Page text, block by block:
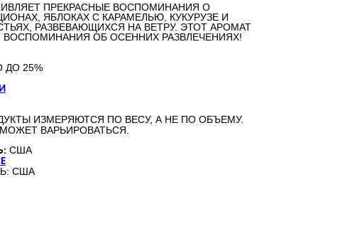
ПРЕКРАСНЫЕ ВОСПОМИНАНИЯ О
ЯБЛОКАХ С КАРАМЕЛЬЮ, КУКУРУЗЕ И
РАЗВЕВАЮЩИХСЯ НА ВЕТРУ. ЭТОТ АРОМАТ
ВОСПОМИНАНИЯ ОБ ОСЕННИХ РАЗВЛЕЧЕНИЯХ!
ДО 25%
ИЗМЕРЯЮТСЯ ПО ВЕСУ, А НЕ ПО ОБЪЕМУ.
ВАРЬИРОВАТЬСЯ.
США
США